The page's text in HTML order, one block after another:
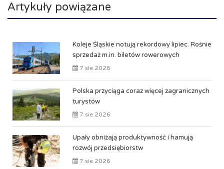
Artykuły powiązane
Koleje Śląskie notują rekordowy lipiec. Rośnie
sprzedaż m.in. biletów rowerowych
7 sie 2026
Polska przyciąga coraz więcej zagranicznych
turystów
7 sie 2026
Upały obniżają produktywność i hamują
rozwój przedsiębiorstw
7 sie 2026